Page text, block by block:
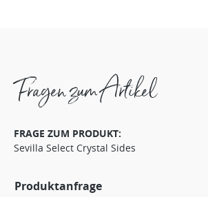
Fragen zum Artikel
FRAGE ZUM PRODUKT:
Sevilla Select Crystal Sides
Produktanfrage